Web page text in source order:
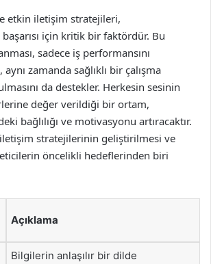
etkin iletişim stratejileri,
için kritik bir faktördür. Bu
sadece iş performansını
zamanda sağlıklı bir çalışma
da destekler. Herkesin sesinin
değer verildiği bir ortam,
bağlılığı ve motivasyonu artıracaktır.
stratejilerinin geliştirilmesi ve
öncelikli hedeflerinden biri
Açıklama
Bilgilerin anlaşılır bir dilde